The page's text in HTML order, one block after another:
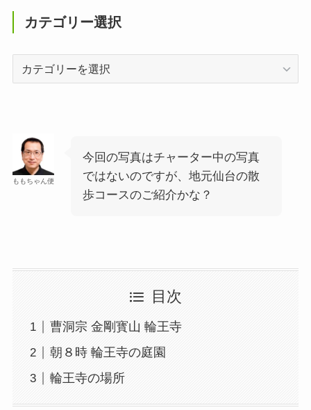
カテゴリー選択
選
択
ももちゃん便
今回の写真はチャーター中の写真
ではないのですが、地元仙台の散
歩コースのご紹介かな？
目次
曹洞宗 金剛寳山 輪王寺
朝８時 輪王寺の庭園
輪王寺の場所